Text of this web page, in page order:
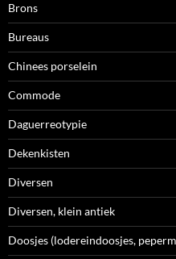
Brons
Bureaus
Chinees porselein
Commode
Daguerreotypie
Dekenkisten
Diversen
Diversen, klein antiek
Doosjes (lodereindoosjes,